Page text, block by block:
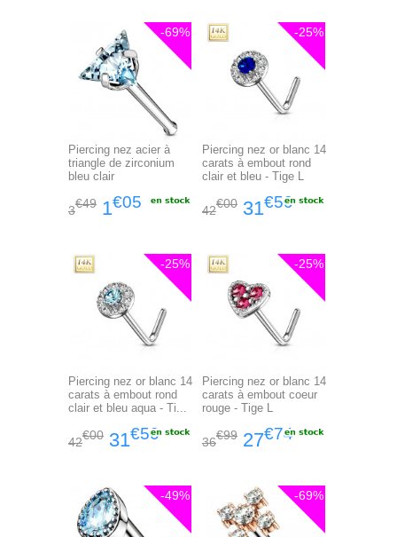
Piercing nez acier à
triangle de zirconium
bleu clair
3
€49 1€05
-69%
Piercing nez or blanc 14
carats à embout rond
clair et bleu - Tige L
42
€00 31€50
-25%
Piercing nez or blanc 14
carats à embout rond
clair et bleu aqua - Ti...
42
€00 31€50
-25%
Piercing nez or blanc 14
carats à embout coeur
rouge - Tige L
36
€99 27€74
-25%
-49% -69%